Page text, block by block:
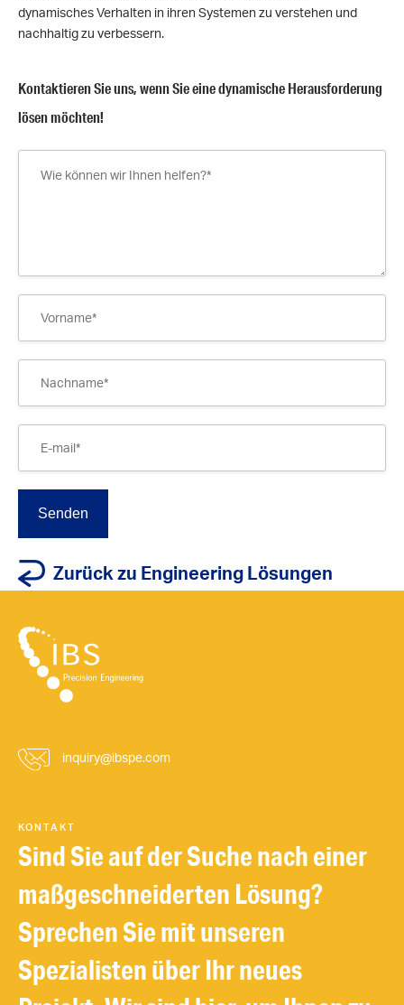
dynamisches Verhalten in ihren Systemen zu verstehen und
nachhaltig zu verbessern.
Kontaktieren Sie uns, wenn Sie eine dynamische Herausforderung
lösen möchten!
Zurück zu Engineering Lösungen
inquiry@ibspe.com
KONTAKT
Sind Sie auf der Suche nach einer
maßgeschneiderten Lösung?
Sprechen Sie mit unseren
Spezialisten über Ihr neues